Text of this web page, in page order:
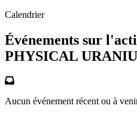
Calendrier
Événements sur
PHYSICAL
Aucun événement récent ou à